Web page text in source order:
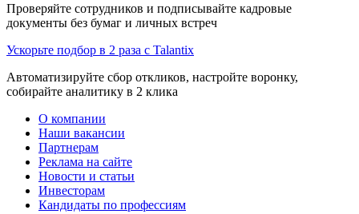
Проверяйте сотрудников и подписывайте кадровые
документы без бумаг и личных встреч
Ускорьте подбор в 2 раза с Talantix
Автоматизируйте сбор откликов, настройте воронку,
собирайте аналитику в 2 клика
О компании
Наши вакансии
Партнерам
Реклама на сайте
Новости и статьи
Инвесторам
Кандидаты по профессиям